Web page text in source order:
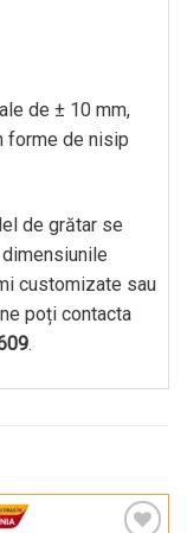
de ± 10 mm,
forme de nisip
de grătar se
customizate sau
poți contacta
.